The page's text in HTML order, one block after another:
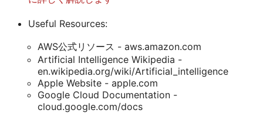
Useful Resources:
AWS公式リソース - aws.amazon.com
Artificial Intelligence Wikipedia -
en.wikipedia.org/wiki/Artificial_intelligence
Apple Website - apple.com
Google Cloud Documentation -
cloud.google.com/docs